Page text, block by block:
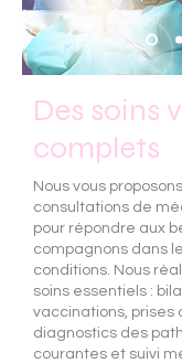
Des soins
complets
Nous vous
consultations de
pour répondre aux
compagnons dans
conditions. Nous
soins essentiels :
vaccinations, prises
diagnostics des
courantes et suivi